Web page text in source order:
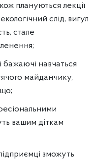
плануються лекції
слід, вигул
стале
бажаючі навчаться
майданчику,
вашим діткам
зможуть